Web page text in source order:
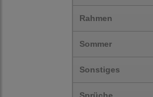
Rahmen
Sommer
Sonstiges